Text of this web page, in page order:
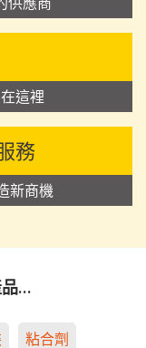
這裡
務
新商機
品…
粘合劑